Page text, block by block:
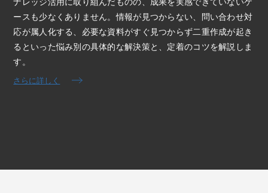
ースも少なくありません。情報が見つからない、問い合わせ対
応が属人化する、必要な資料がすぐ見つからず二重作成が起き
るといった悩み別の具体的な解決策と、定着のコツを解説しま
す。
さらに詳しく